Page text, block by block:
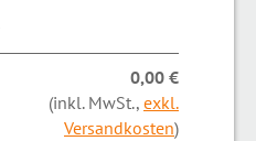
0,00 €
(inkl. MwSt., exkl.
Versandkosten)